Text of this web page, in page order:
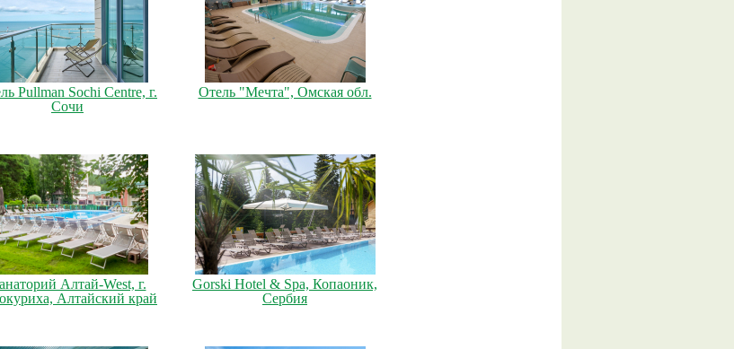
Pullman Sochi Centre, г.
Сочи
Отель "Мечта", Омская обл.
Алтай-West, г.
Алтайский край
Gorski Hotel & Spa, Копаоник,
Сербия